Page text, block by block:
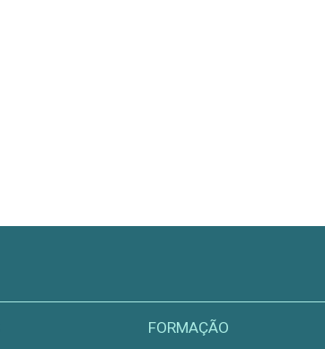
FORMAÇÃO